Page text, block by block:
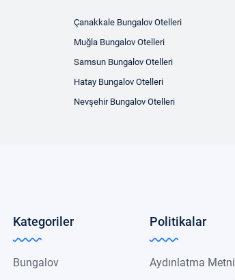
Çanakkale Bungalov Otelleri
Muğla Bungalov Otelleri
Samsun Bungalov Otelleri
Hatay Bungalov Otelleri
Nevşehir Bungalov Otelleri
Kategoriler
Bungalov
Politikalar
Aydınlatma Metni